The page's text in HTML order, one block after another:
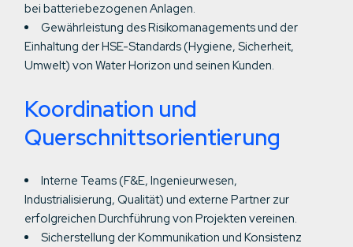
bei batteriebezogenen Anlagen.
Gewährleistung des Risikomanagements und der
Einhaltung der HSE-Standards (Hygiene, Sicherheit,
Umwelt) von Water Horizon und seinen Kunden.
Koordination und
Querschnittsorientierung
Interne Teams (F&E, Ingenieurwesen,
Industrialisierung, Qualität) und externe Partner zur
erfolgreichen Durchführung von Projekten vereinen.
Sicherstellung der Kommunikation und Konsistenz